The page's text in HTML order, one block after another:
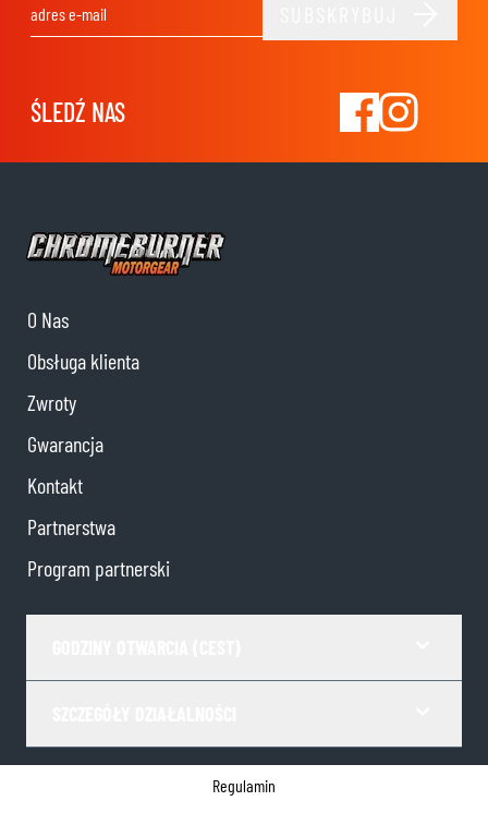
ŚLEDŹ NAS
O Nas
Obsługa klienta
Zwroty
Gwarancja
Kontakt
Partnerstwa
Program partnerski
Regulamin